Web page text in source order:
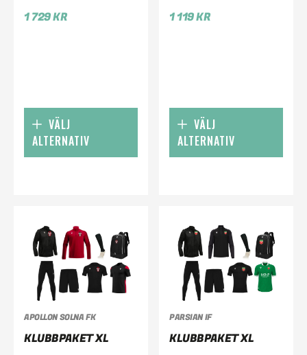
1 729KR
VÄLJ
ALTERNATIV
1 119KR
VÄLJ
ALTERNATIV
APOLLON SOLNA FK
KLUBBPAKET XL
PARSIAN IF
KLUBBPAKET XL